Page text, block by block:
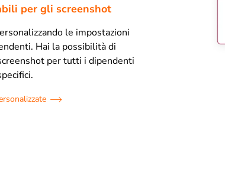
per gli screenshot
le impostazioni
Hai la possibilità di
per tutti i dipendenti